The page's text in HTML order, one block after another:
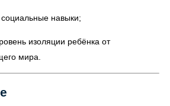
навыки;
изоляции ребёнка от
мира.